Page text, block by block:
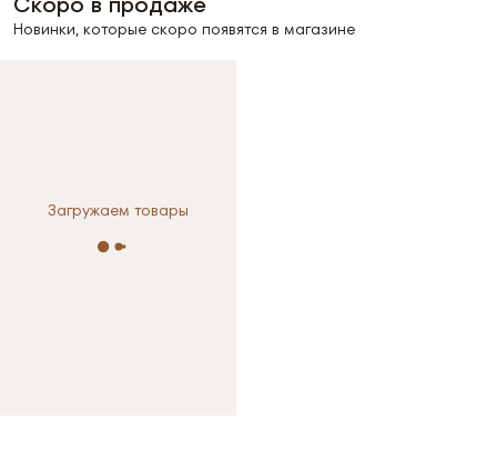
Новинки, которые скоро появятся в магазине
Загружаем товары